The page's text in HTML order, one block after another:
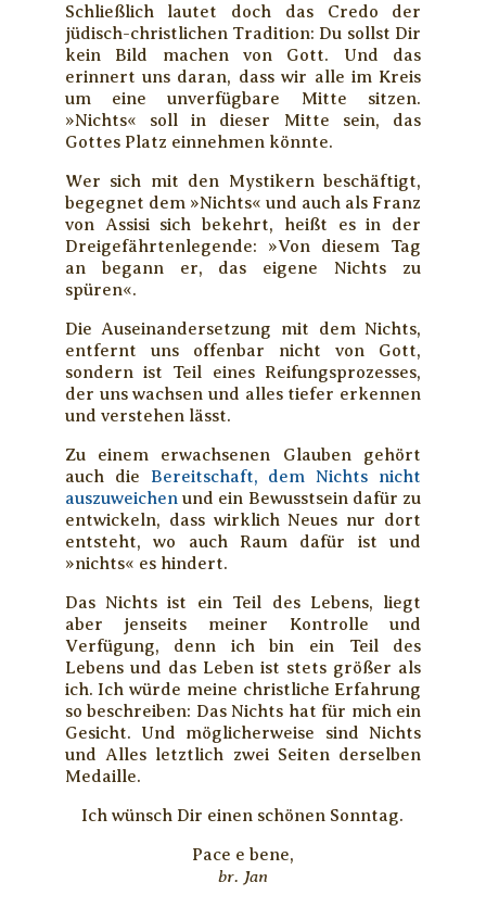
Schließlich lautet doch das Credo der
jüdisch-christlichen Tradition: Du sollst Dir
kein Bild machen von Gott. Und das
erinnert uns daran, dass wir alle im Kreis
um eine unverfügbare Mitte sitzen.
»Nichts« soll in dieser Mitte sein, das
Gottes Platz einnehmen könnte.
Wer sich mit den Mystikern beschäftigt,
begegnet dem »Nichts« und auch als Franz
von Assisi sich bekehrt, heißt es in der
Dreigefährtenlegende: »Von diesem Tag
an begann er, das eigene Nichts zu
spüren«.
Die Auseinandersetzung mit dem Nichts,
entfernt uns offenbar nicht von Gott,
sondern ist Teil eines Reifungsprozesses,
der uns wachsen und alles tiefer erkennen
und verstehen lässt.
Zu einem erwachsenen Glauben gehört
auch die Bereitschaft, dem Nichts nicht
auszuweichen und ein Bewusstsein dafür zu
entwickeln, dass wirklich Neues nur dort
entsteht, wo auch Raum dafür ist und
»nichts« es hindert.
Das Nichts ist ein Teil des Lebens, liegt
aber jenseits meiner Kontrolle und
Verfügung, denn ich bin ein Teil des
Lebens und das Leben ist stets größer als
ich. Ich würde meine christliche Erfahrung
so beschreiben: Das Nichts hat für mich ein
Gesicht. Und möglicherweise sind Nichts
und Alles letztlich zwei Seiten derselben
Medaille.
Ich wünsch Dir einen schönen Sonntag.
Pace e bene,
br. Jan